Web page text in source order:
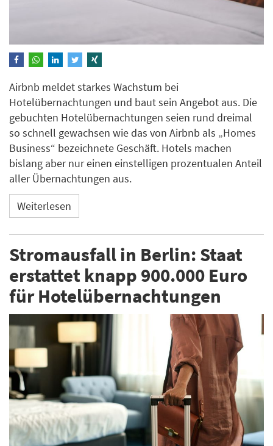
Airbnb meldet starkes Wachstum bei
Hotelübernachtungen und baut sein Angebot aus. Die
gebuchten Hotelübernachtungen seien rund dreimal
so schnell gewachsen wie das von Airbnb als „Homes
Business“ bezeichnete Geschäft. Hotels machen
bislang aber nur einen einstelligen prozentualen Anteil
aller Übernachtungen aus.
Weiterlesen
Stromausfall in Berlin: Staat
erstattet knapp 900.000 Euro
für Hotelübernachtungen